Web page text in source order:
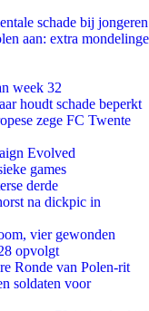
schade bij jongeren
aan: extra mondelinge
week 32
houdt schade beperkt
zege FC Twente
Evolved
games
derde
na dickpic in
vier gewonden
opvolgt
Ronde van Polen-rit
soldaten voor